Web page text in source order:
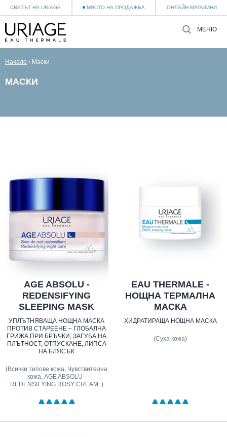
СВЕТЪТ НА URIAGE МЯСТО НА ПРОДАЖБА ОНЛАЙН МАГАЗИНИ
МЕНЮ
Начало › Маски
МАСКИ
AGE ABSOLU -
REDENSIFYING
SLEEPING MASK
УПЛЪТНЯВАЩА НОЩНА МАСКА
ПРОТИВ СТАРЕЕНЕ – ГЛОБАЛНА
ГРИЖА ПРИ БРЪЧКИ, ЗАГУБА НА
ПЛЪТНОСТ, ОТПУСКАНЕ, ЛИПСА
НА БЛЯСЪК
(Всички типове кожа, Чувствителна
кожа, AGE ABSOLU -
REDENSIFYING ROSY CREAM, )
EAU THERMALE -
НОЩНА ТЕРМАЛНА
МАСКА
ХИДРАТИРАЩА НОЩНА МАСКА
(Суха кожа)